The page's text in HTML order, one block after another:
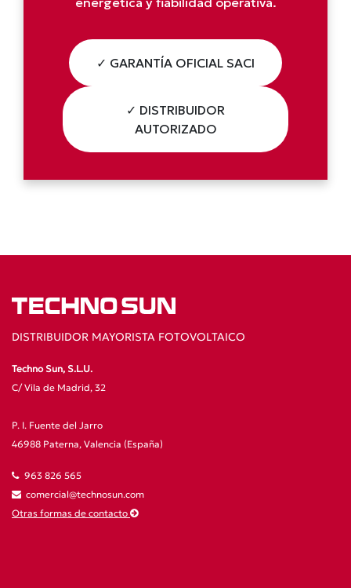
✓ GARANTÍA OFICIAL SACI
✓ DISTRIBUIDOR
AUTORIZADO
DISTRIBUIDOR MAYORISTA FOTOVOLTAICO
Techno Sun, S.L.U.
C/ Vila de Madrid, 32
P. I. Fuente del Jarro
46988 Paterna, Valencia (España)
963 826 565
comercial@technosun.com
Otras formas de contacto